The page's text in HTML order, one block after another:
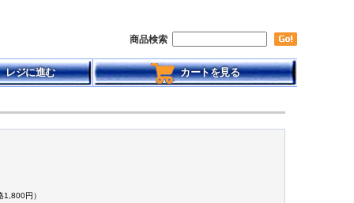
商品検索
レジに進む カートを見る
1,800円）